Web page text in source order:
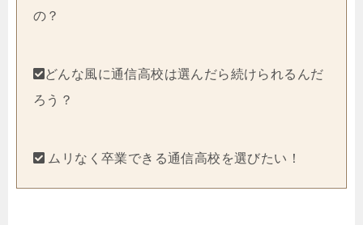
の？
どんな風に通信高校は選んだら続けられるんだ
ろう？
ムリなく卒業できる通信高校を選びたい！